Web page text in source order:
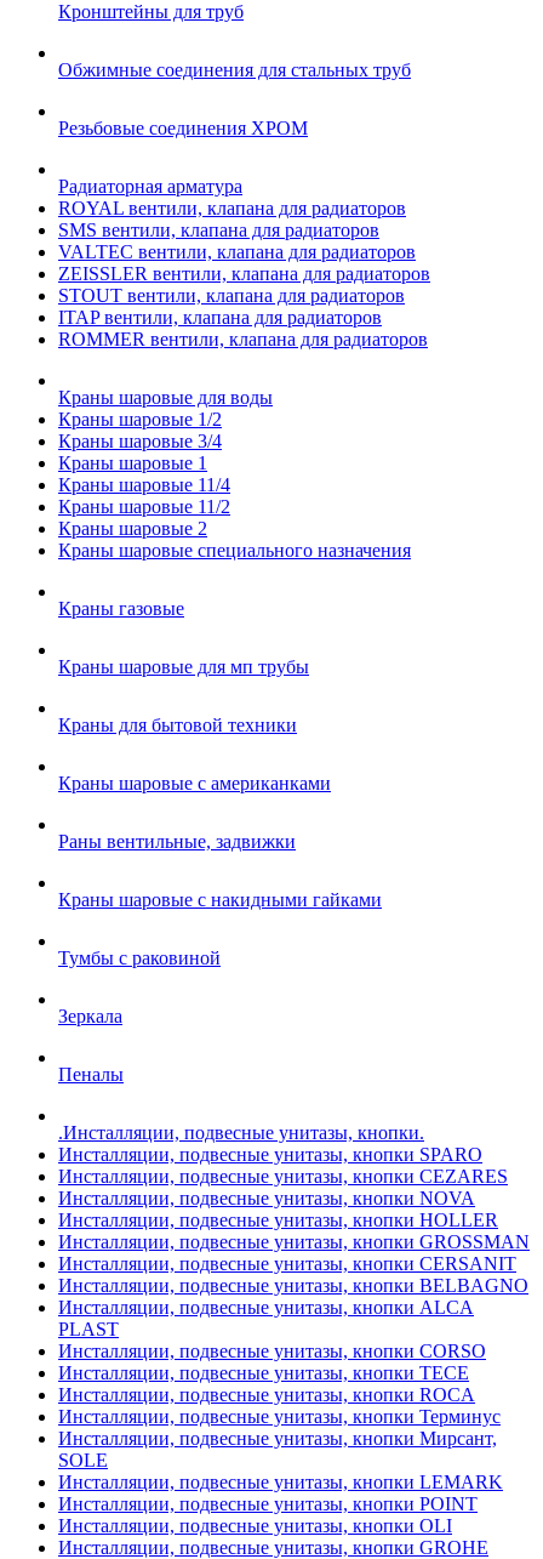
Кронштейны для труб
Обжимные соединения для стальных труб
Резьбовые соединения ХРОМ
Радиаторная арматура
ROYAL вентили, клапана для радиаторов
SMS вентили, клапана для радиаторов
VALTEC вентили, клапана для радиаторов
ZEISSLER вентили, клапана для радиаторов
STOUT вентили, клапана для радиаторов
ITAP вентили, клапана для радиаторов
ROMMER вентили, клапана для радиаторов
Краны шаровые для воды
Краны шаровые 1/2
Краны шаровые 3/4
Краны шаровые 1
Краны шаровые 11/4
Краны шаровые 11/2
Краны шаровые 2
Краны шаровые специального назначения
Краны газовые
Краны шаровые для мп трубы
Краны для бытовой техники
Краны шаровые с американками
Раны вентильные, задвижки
Краны шаровые с накидными гайками
Тумбы с раковиной
Зеркала
Пеналы
.Инсталляции, подвесные унитазы, кнопки.
Инсталляции, подвесные унитазы, кнопки SPARO
Инсталляции, подвесные унитазы, кнопки CEZARES
Инсталляции, подвесные унитазы, кнопки NOVA
Инсталляции, подвесные унитазы, кнопки HOLLER
Инсталляции, подвесные унитазы, кнопки GROSSMAN
Инсталляции, подвесные унитазы, кнопки CERSANIT
Инсталляции, подвесные унитазы, кнопки BELBAGNO
Инсталляции, подвесные унитазы, кнопки ALCA
PLAST
Инсталляции, подвесные унитазы, кнопки CORSO
Инсталляции, подвесные унитазы, кнопки TECE
Инсталляции, подвесные унитазы, кнопки ROCA
Инсталляции, подвесные унитазы, кнопки Терминус
Инсталляции, подвесные унитазы, кнопки Мирсант,
SOLE
Инсталляции, подвесные унитазы, кнопки LEMARK
Инсталляции, подвесные унитазы, кнопки POINT
Инсталляции, подвесные унитазы, кнопки OLI
Инсталляции, подвесные унитазы, кнопки GROHE